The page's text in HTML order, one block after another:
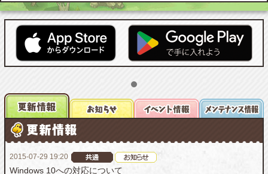
2015-07-29 19:20
Windows 10への対応について